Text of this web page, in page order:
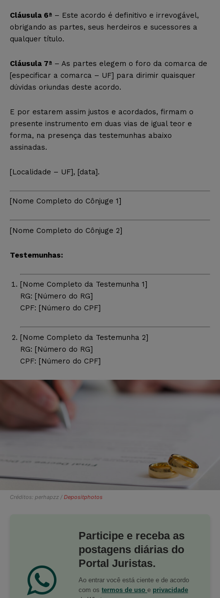
Cláusula 6ª – Este acordo é definitivo e irrevogável,
obrigando as partes, seus herdeiros e sucessores a
qualquer título.
Cláusula 7ª – As partes elegem o foro da comarca de
[especificar a comarca – UF] para dirimir quaisquer
dúvidas oriundas deste acordo.
E por estarem assim justos e acordados, firmam o
presente instrumento em duas vias de igual teor e
forma, na presença das testemunhas abaixo
assinadas.
[Localidade – UF], [data].
[Nome Completo do Cônjuge 1]
[Nome Completo do Cônjuge 2]
Testemunhas:
[Nome Completo da Testemunha 1]
RG: [Número do RG]
CPF: [Número do CPF]
[Nome Completo da Testemunha 2]
RG: [Número do RG]
CPF: [Número do CPF]
Créditos: perhapzz / Depositphotos
Participe e receba as
postagens diárias do
Portal Juristas.
Ao entrar você está ciente e de acordo
com os termos de uso e privacidade